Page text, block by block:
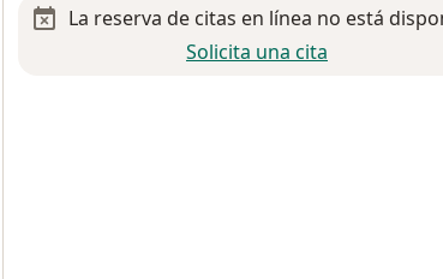
La reserva de citas en línea no está
Solicita una cita